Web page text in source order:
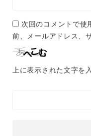
次回のコメントで使
前、メールアドレス、
上に表示された文字を